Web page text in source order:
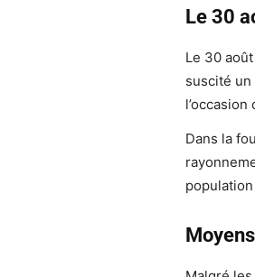
Le 30
Le 30
suscité un
l’occasion
Dans la